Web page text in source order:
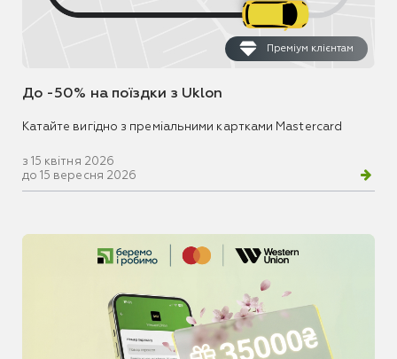
Преміум клієнтам
До -50% на поїздки з Uklon
Катайте вигідно з преміальними картками Mastercard
з 15 квітня 2026
до 15 вересня 2026